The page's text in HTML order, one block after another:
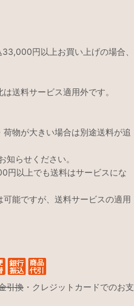
円以上お買い上げの場合、
送料サービス適用外です。
物が大きい場合は別途送料が追
知らせください。
円以上でも送料はサービスにな
能ですが、送料サービスの適用
引換 ・クレジットカードでのお支